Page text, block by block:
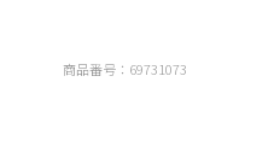
商品番号： 69731073